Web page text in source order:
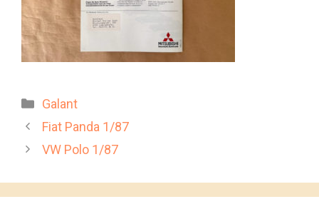
Kategorien
Galant
Fiat Panda 1/87
VW Polo 1/87